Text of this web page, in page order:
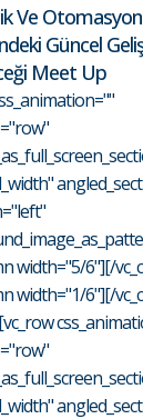
Ve Otomasyon
Güncel
Meet Up
width="5/6"][/
width="1/6"][/